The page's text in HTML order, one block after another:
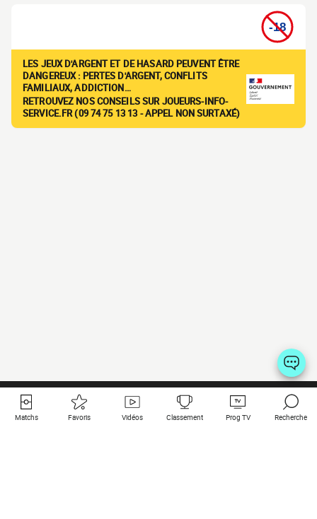
LES JEUX D'ARGENT ET DE HASARD PEUVENT ÊTRE
DANGEREUX : PERTES D'ARGENT, CONFLITS
FAMILIAUX, ADDICTION…
RETROUVEZ NOS CONSEILS SUR JOUEURS-INFO-
SERVICE.FR (09 74 75 13 13 - APPEL NON SURTAXÉ)
Matchs Favoris Vidéos Classement Prog TV Recherche